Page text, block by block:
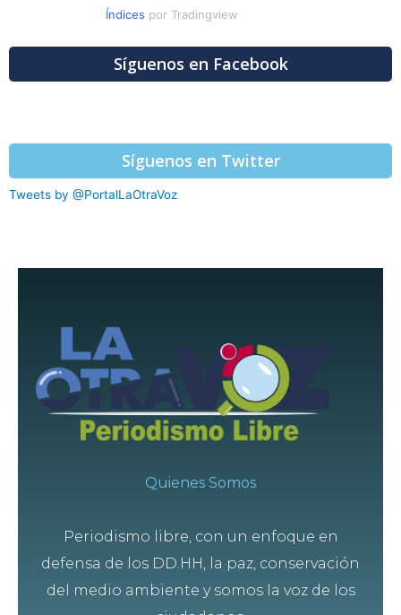
Índices por Tradingview
Síguenos en Facebook
Síguenos en Twitter
Tweets by @PortalLaOtraVoz
Quienes Somos
Periodismo libre, con un enfoque en
defensa de los DD.HH, la paz, conservación
del medio ambiente y somos la voz de los